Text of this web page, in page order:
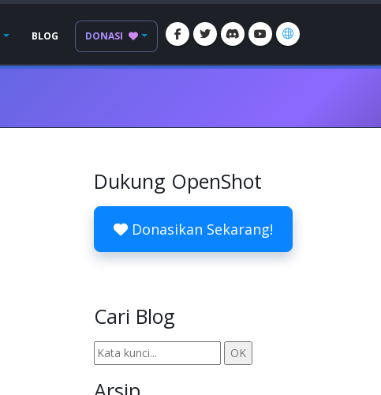
BLOG DONASI
Dukung OpenShot
Donasikan Sekarang!
Cari Blog